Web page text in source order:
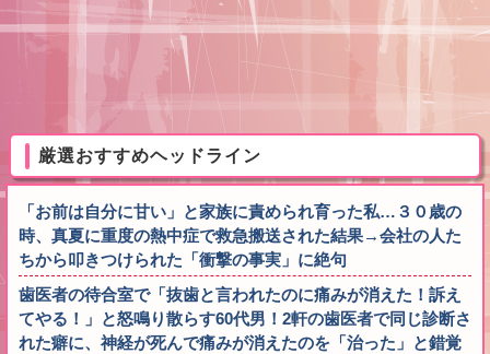
厳選おすすめヘッドライン
「お前は自分に甘い」と家族に責められ育った私…３０歳の
時、真夏に重度の熱中症で救急搬送された結果→会社の人た
ちから叩きつけられた「衝撃の事実」に絶句
歯医者の待合室で「抜歯と言われたのに痛みが消えた！訴え
てやる！」と怒鳴り散らす60代男！2軒の歯医者で同じ診断さ
れた癖に、神経が死んで痛みが消えたのを「治った」と錯覚